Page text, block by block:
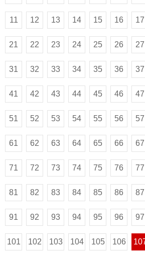
11 12 13 14 15 16 17
21 22 23 24 25 26 27
31 32 33 34 35 36 37
41 42 43 44 45 46 47
51 52 53 54 55 56 57
61 62 63 64 65 66 67
71 72 73 74 75 76 77
81 82 83 84 85 86 87
91 92 93 94 95 96 97
101 102 103 104 105 106